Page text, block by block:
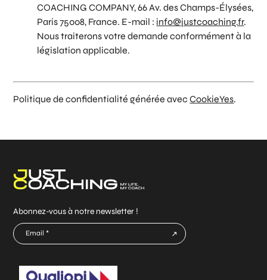
COACHING COMPANY, 66 Av. des Champs-Élysées,
Paris 75008, France. E-mail : info@justcoaching.fr.
Nous traiterons votre demande conformément à la
législation applicable.
Politique de confidentialité générée avecCookieYes.
Abonnez-vous à notre newsletter !
E-
mail
*